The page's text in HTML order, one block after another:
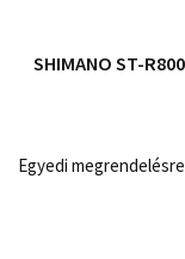
SHIMANO ST-
Egyedi